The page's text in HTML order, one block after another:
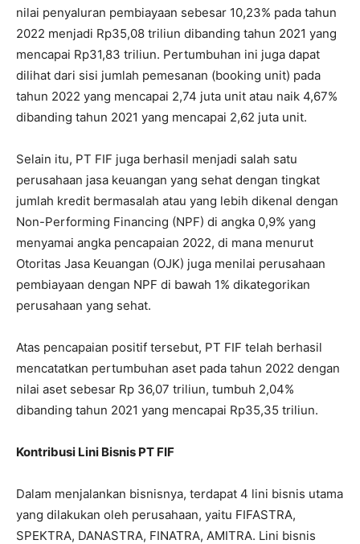
nilai penyaluran pembiayaan sebesar 10,23% pada tahun
2022 menjadi Rp35,08 triliun dibanding tahun 2021 yang
mencapai Rp31,83 triliun. Pertumbuhan ini juga dapat
dilihat dari sisi jumlah pemesanan (booking unit) pada
tahun 2022 yang mencapai 2,74 juta unit atau naik 4,67%
dibanding tahun 2021 yang mencapai 2,62 juta unit.
Selain itu, PT FIF juga berhasil menjadi salah satu
perusahaan jasa keuangan yang sehat dengan tingkat
jumlah kredit bermasalah atau yang lebih dikenal dengan
Non-Performing Financing (NPF) di angka 0,9% yang
menyamai angka pencapaian 2022, di mana menurut
Otoritas Jasa Keuangan (OJK) juga menilai perusahaan
pembiayaan dengan NPF di bawah 1% dikategorikan
perusahaan yang sehat.
Atas pencapaian positif tersebut, PT FIF telah berhasil
mencatatkan pertumbuhan aset pada tahun 2022 dengan
nilai aset sebesar Rp 36,07 triliun, tumbuh 2,04%
dibanding tahun 2021 yang mencapai Rp35,35 triliun.
Kontribusi Lini Bisnis PT FIF
Dalam menjalankan bisnisnya, terdapat 4 lini bisnis utama
yang dilakukan oleh perusahaan, yaitu FIFASTRA,
SPEKTRA, DANASTRA, FINATRA, AMITRA. Lini bisnis